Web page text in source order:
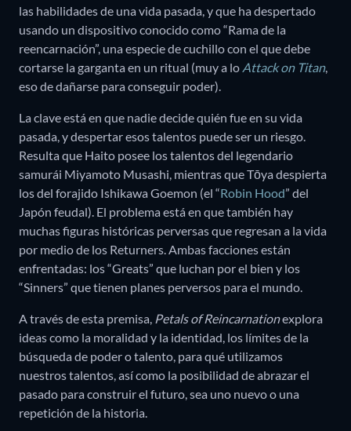
las habilidades de una vida pasada, y que ha despertado
usando un dispositivo conocido como “Rama de la
reencarnación”, una especie de cuchillo con el que debe
cortarse la garganta en un ritual (muy a lo Attack on Titan,
eso de dañarse para conseguir poder).
La clave está en que nadie decide quién fue en su vida
pasada, y despertar esos talentos puede ser un riesgo.
Resulta que Haito posee los talentos del legendario
samurái Miyamoto Musashi, mientras que Tōya despierta
los del forajido Ishikawa Goemon (el “Robin Hood” del
Japón feudal). El problema está en que también hay
muchas figuras históricas perversas que regresan a la vida
por medio de los Returners. Ambas facciones están
enfrentadas: los “Greats” que luchan por el bien y los
“Sinners” que tienen planes perversos para el mundo.
A través de esta premisa, Petals of Reincarnationexplora
ideas como la moralidad y la identidad, los límites de la
búsqueda de poder o talento, para qué utilizamos
nuestros talentos, así como la posibilidad de abrazar el
pasado para construir el futuro, sea uno nuevo o una
repetición de la historia.